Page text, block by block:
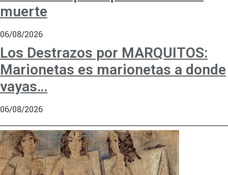
muerte
06/08/2026
Los Destrazos por MARQUITOS:
Marionetas es marionetas a donde
vayas…
06/08/2026